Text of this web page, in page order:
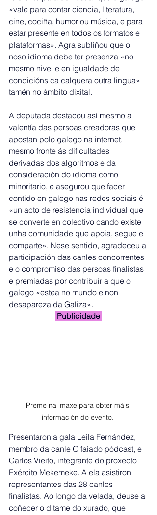
«vale para contar ciencia, literatura,
cine, cociña, humor ou música, e para
estar presente en todos os formatos e
plataformas». Agra subliñou que o
noso idioma debe ter presenza «no
mesmo nivel e en igualdade de
condicións ca calquera outra lingua»
tamén no ámbito dixital.
A deputada destacou así mesmo a
valentía das persoas creadoras que
apostan polo galego na internet,
mesmo fronte ás dificultades
derivadas dos algoritmos e da
consideración do idioma como
minoritario, e asegurou que facer
contido en galego nas redes sociais é
«un acto de resistencia individual que
se converte en colectivo cando existe
unha comunidade que apoia, segue e
comparte». Nese sentido, agradeceu a
participación das canles concorrentes
e o compromiso das persoas finalistas
e premiadas por contribuír a que o
galego «estea no mundo e non
desapareza da Galiza».
Publicidade
Preme na imaxe para obter máis
información do evento.
Presentaron a gala Leila Fernández,
membro da canle O faiado pódcast, e
Carlos Vieito, integrante do proxecto
Exército Mekemeke. A ela asistiron
representantes das 28 canles
finalistas. Ao longo da velada, deuse a
coñecer o ditame do xurado, que